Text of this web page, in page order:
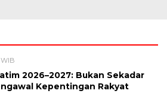
WIB
2026–2027: Bukan Sekadar
Kepentingan Rakyat